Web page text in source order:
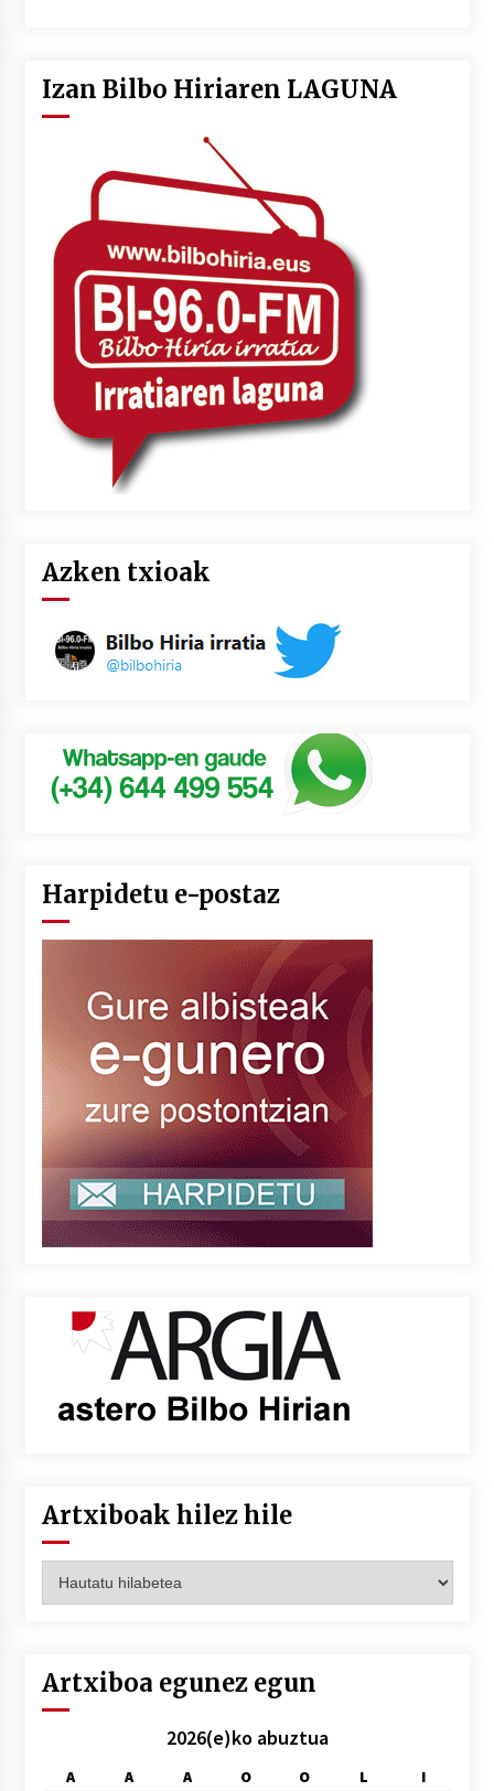
Izan Bilbo Hiriaren LAGUNA
Azken txioak
Harpidetu e-postaz
Artxiboak hilez hile
hilez
Artxiboa egunez egun
2026(e)ko abuztua
A A A O O L
I